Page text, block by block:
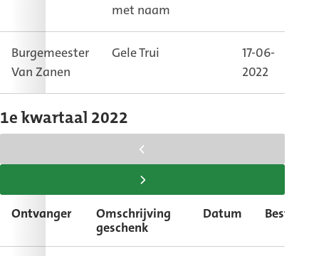
met naam
Burgemeester
Van Zanen
Gele Trui
17-06-
2022
1e kwartaal 2022
naar
links
tabel
rechts
Ontvanger
Omschrijving
geschenk
Datum